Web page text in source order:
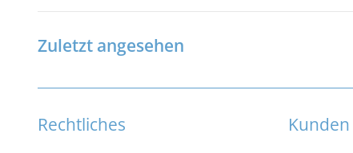
Zuletzt angesehen
Rechtliches